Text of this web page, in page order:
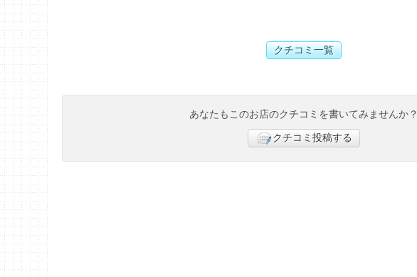
クチコミ一覧
あなたもこのお店のクチコミを書いてみませんか？
クチコミ投稿する